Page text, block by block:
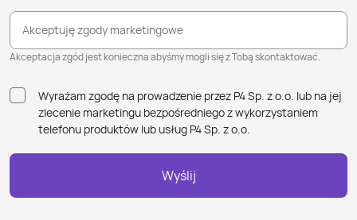
Akceptuję zgody marketingowe
Akceptacja zgód jest konieczna abyśmy mogli się z Tobą skontaktować.
Wyrażam zgodę na prowadzenie przez P4 Sp. z o.o. lub na jej
zlecenie marketingu bezpośredniego z wykorzystaniem
telefonu produktów lub usług P4 Sp. z o.o.
Wyślij